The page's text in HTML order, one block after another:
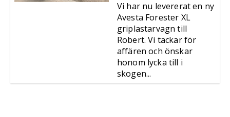
Vi har nu levererat en ny
Avesta Forester XL
griplastarvagn till
Robert. Vi tackar för
affären och önskar
honom lycka till i
skogen...